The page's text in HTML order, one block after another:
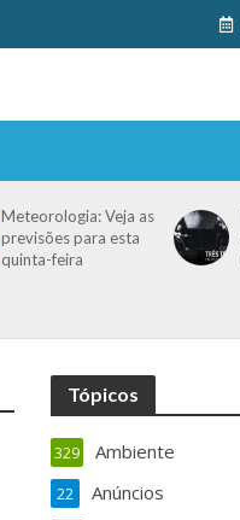
Meteorologia: Veja as
previsões para esta
quinta-feira
Tópicos
Ambiente
329
Anúncios
22